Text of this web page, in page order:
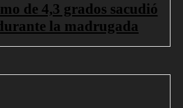
de 4,3 grados sacudió
la madrugada